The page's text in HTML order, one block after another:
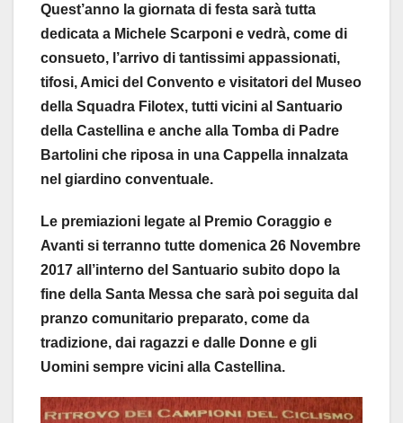
Quest’anno la giornata di festa sarà tutta
dedicata a Michele Scarponi e vedrà, come di
consueto, l’arrivo di tantissimi appassionati,
tifosi, Amici del Convento e visitatori del Museo
della Squadra Filotex, tutti vicini al Santuario
della Castellina e anche alla Tomba di Padre
Bartolini che riposa in una Cappella innalzata
nel giardino conventuale.
Le premiazioni legate al Premio Coraggio e
Avanti si terranno tutte domenica 26 Novembre
2017 all’interno del Santuario subito dopo la
fine della Santa Messa che sarà poi seguita dal
pranzo comunitario preparato, come da
tradizione, dai ragazzi e dalle Donne e gli
Uomini sempre vicini alla Castellina.